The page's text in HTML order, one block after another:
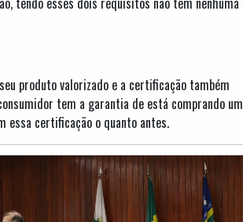
produto valorizado e a certificação também
tem a garantia de está comprando um
essa certificação o quanto antes.